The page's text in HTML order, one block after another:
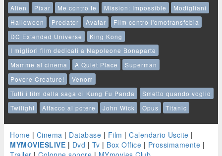
Alien
Pixar Me contro te Mission: Impossible
Modigliani
Halloween
Predator Avatar
Film contro l'omotransfobia
DC Extended Universe
King Kong
I migliori film dedicati a Napoleone Bonaparte
Mamme al cinema
A Quiet Place
Superman
Povere Creature!
Venom
Tutti i film della saga di Kung Fu Panda
Smetto quando voglio
Twilight
Attacco al potere John Wick Opus Titanic
Home | Cinema | Database | Film | Calendario Uscite |
MYMOVIESLIVE | Dvd | Tv | Box Office | Prossimamente |